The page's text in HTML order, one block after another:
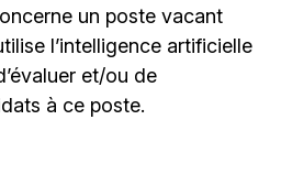
un poste vacant
l’intelligence artificielle
et/ou de
à ce poste.